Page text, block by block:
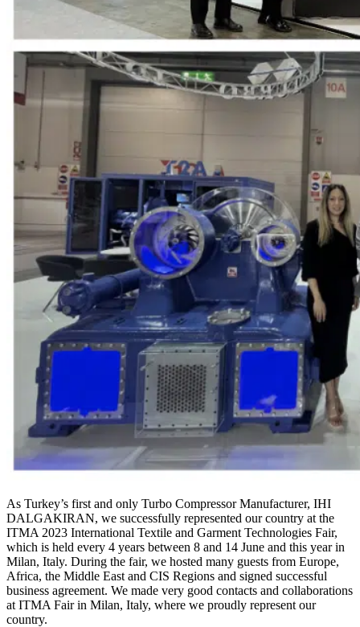
As Turkey’s first and only Turbo Compressor Manufacturer, IHI
DALGAKIRAN, we successfully represented our country at the
ITMA 2023 International Textile and Garment Technologies Fair,
which is held every 4 years between 8 and 14 June and this year in
Milan, Italy. During the fair, we hosted many guests from Europe,
Africa, the Middle East and CIS Regions and signed successful
business agreement. We made very good contacts and collaborations
at ITMA Fair in Milan, Italy, where we proudly represent our
country.